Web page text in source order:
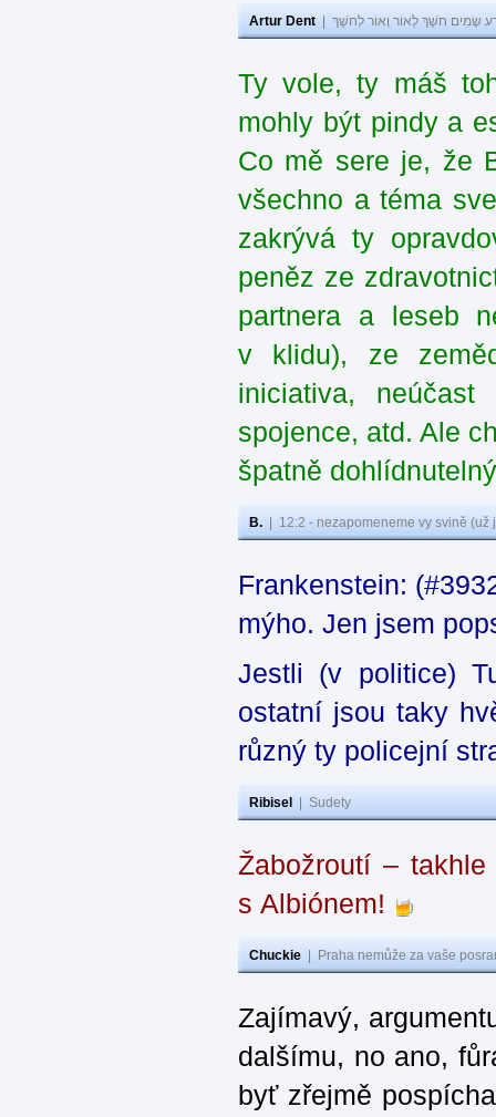
Artur Dent שָׂמִים חֹשֶׁךְ לְאוֹר וְאוֹר לְחֹשֶׁךְ
Ty vole, ty máš
mohly být pindy a
Co mě sere je, že
všechno a téma
zakrývá ty
peněz ze
partnera a leseb
v klidu), ze
iniciativa,
spojence, atd. Ale
špatně
B. 12:2 - nezapomeneme vy svině
Frankenstein:
mýho. Jen jsem
Jestli (v politice)
ostatní jsou taky
různý ty policejní
Ribisel Sudety
Žabožroutí –
s Albiónem!
Chuckie Praha nemůže za vaše
Zajímavý,
dalšímu, no ano,
byť zřejmě